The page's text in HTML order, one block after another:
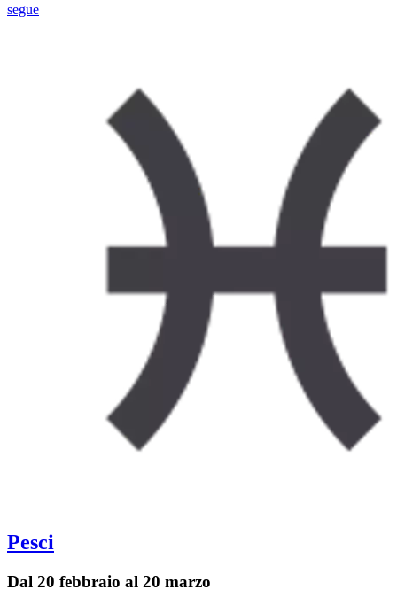
segue
Pesci
Dal 20 febbraio al 20 marzo